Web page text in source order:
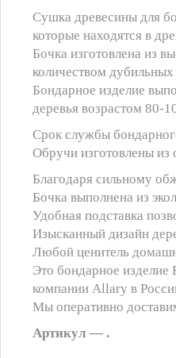
Сушка древесины для
которые находятся в
Бочка изготовлена из
количеством
Бондарное изделие
деревья возрастом 80-
Срок службы
Обручи изготовлены
Благодаря сильному
Бочка выполнена из
Удобная подставка
Изысканный дизайн
Любой ценитель
Это бондарное изделие
компании Allary в
Мы оперативно
Артикул — .